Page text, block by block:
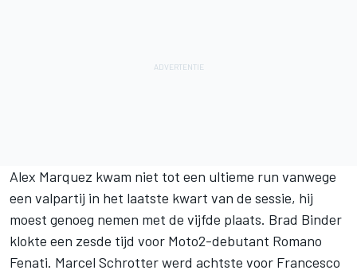
Alex Marquez kwam niet tot een ultieme run vanwege
een valpartij in het laatste kwart van de sessie, hij
moest genoeg nemen met de vijfde plaats. Brad Binder
klokte een zesde tijd voor Moto2-debutant Romano
Fenati. Marcel Schrotter werd achtste voor Francesco